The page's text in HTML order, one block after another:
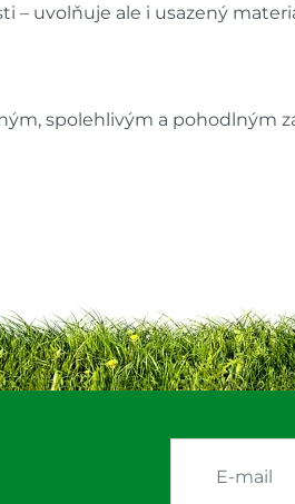
uvolňuje ale i usazený
spolehlivým a pohodlným